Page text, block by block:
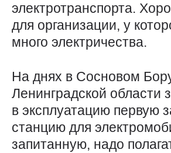
электротранспорта.
для организации, у
много электричества.
На днях в Сосновом
Ленинградской области
в эксплуатацию первую
станцию для
запитанную, надо